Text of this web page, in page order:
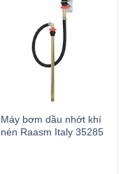
Máy bơm dầu nhớt khí
nén Raasm Italy 35285